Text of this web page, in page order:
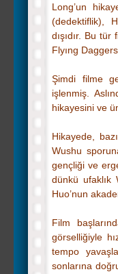
Long’un
(dedektiflik),
dışıdır. Bu
Flyıng
Şimdi filme
işlenmiş.
hikayesini ve
Hikayede,
Wushu
gençliği ve
dünkü ufaklık
Huo’nun
Film
görselliğiyle
tempo
sonlarına